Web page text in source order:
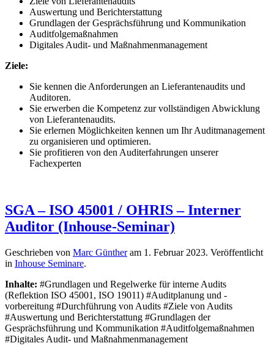
Auswertung und Berichterstattung
Grundlagen der Gesprächsführung und Kommunikation
Auditfolgemaßnahmen
Digitales Audit- und Maßnahmenmanagement
Ziele:
Sie kennen die Anforderungen an Lieferantenaudits und
Auditoren.
Sie erwerben die Kompetenz zur vollständigen Abwicklung
von Lieferantenaudits.
Sie erlernen Möglichkeiten kennen um Ihr Auditmanagement
zu organisieren und optimieren.
Sie profitieren von den Auditerfahrungen unserer
Fachexperten
SGA – ISO 45001 / OHRIS – Interner
Auditor (Inhouse-Seminar)
Geschrieben von Marc Güntheram 1. Februar 2023. Veröffentlicht
in Inhouse Seminare.
Inhalte: #Grundlagen und Regelwerke für interne Audits
(Reflektion ISO 45001, ISO 19011) #Auditplanung und -
vorbereitung #Durchführung von Audits #Ziele von Audits
#Auswertung und Berichterstattung #Grundlagen der
Gesprächsführung und Kommunikation #Auditfolgemaßnahmen
#Digitales Audit- und Maßnahmenmanagement